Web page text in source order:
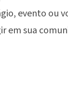
evento ou
em sua